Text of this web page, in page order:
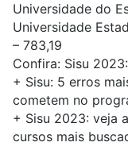
Universidade do
Universidade
– 783,19
Confira: Sisu
+ Sisu: 5 erros
cometem no
+ Sisu 2023: veja
cursos mais